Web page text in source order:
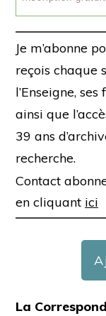
Je m’abonne
reçois chaque
l’Enseigne,
ainsi que
39 ans
recherche.
Contact
en cliquant ici
La